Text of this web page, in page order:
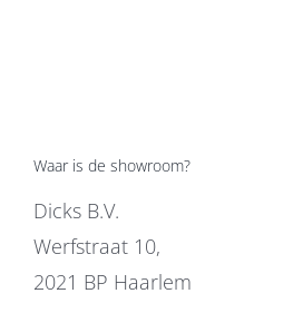
Waar is de showroom?
Dicks B.V.
Werfstraat 10,
2021 BP Haarlem